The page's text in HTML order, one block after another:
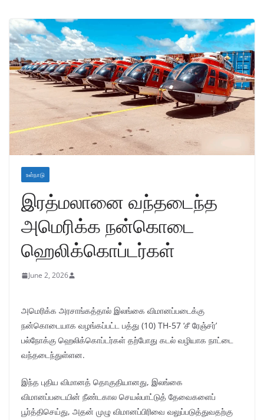
உள்நாடு
இரத்மலானை வந்தடைந்த
அமெரிக்க நன்கொடை
ஹெலிக்கொப்டர்கள்
June 2, 2026
அமெரிக்க அரசாங்கத்தால் இலங்கை விமானப்படைக்கு
நன்கொடையாக வழங்கப்பட்ட பத்து (10) TH-57 ‘சீ ரேஞ்சர்’
பல்நோக்கு ஹெலிக்கொப்டர்கள் தற்போது கடல் வழியாக நாட்டை
வந்தடைந்துள்ளன.
இந்த புதிய விமானத் தொகுதியானது, இலங்கை
விமானப்படையின் நீண்டகால செயல்பாட்டுத் தேவைகளைப்
பூர்த்திசெய்து, அதன் முழு விமானப்பிரிவை வலுப்படுத்துவதற்கு